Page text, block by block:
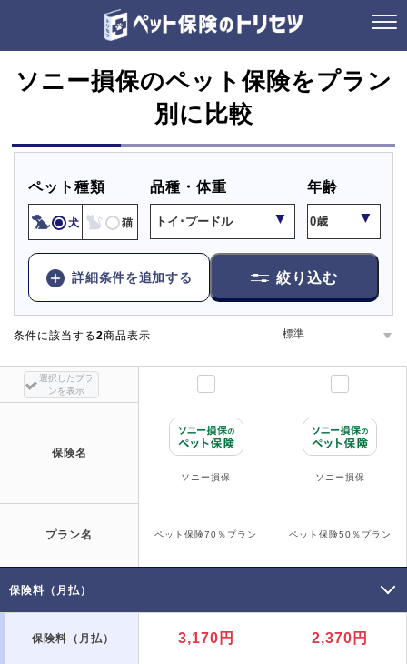
ソニー損保のペット保険をプラン
別に比較
ペット種類
犬 猫
品種・体重 年齢
詳細条件を追加する 絞り込む
条件に該当する2商品表示
選択したプラ
ンを表示
保険名
ソニー損保 ソニー損保
プラン名 ペット保険70％プラン ペット保険50％プラン
保険料（月払）
保険料（月払） 3,170円 2,370円